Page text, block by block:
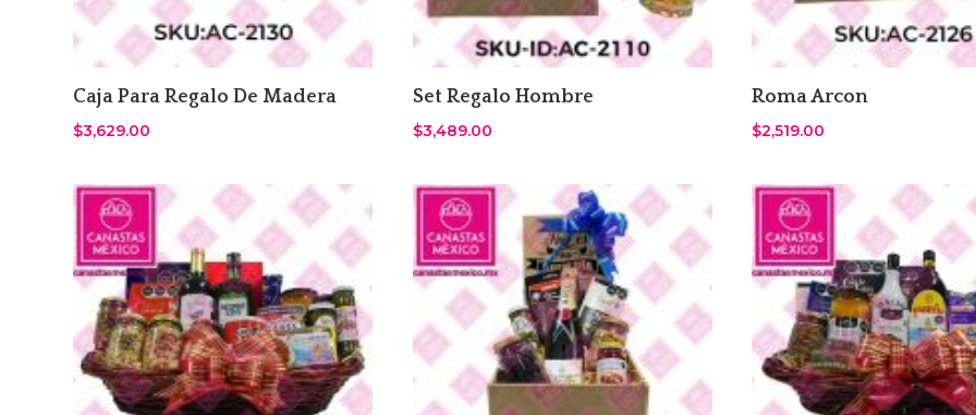
Caja Para Regalo De Madera
$3,629.00
Set Regalo Hombre
$3,489.00
Roma Arcon
$2,519.00